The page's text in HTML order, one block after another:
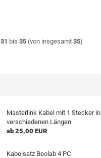
31 bis 35(von insgesamt 35)
Masterlink Kabel mit 1 Stecker in
verschiedenen Längen
ab 25,00 EUR
Kabelsatz Beolab 4 PC